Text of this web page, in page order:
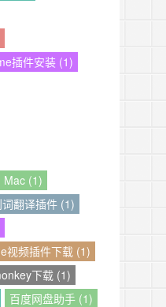
插件安装 (1)
Mac (1)
翻译插件 (1)
视频插件下载 (1)
下载 (1)
百度网盘助手 (1)